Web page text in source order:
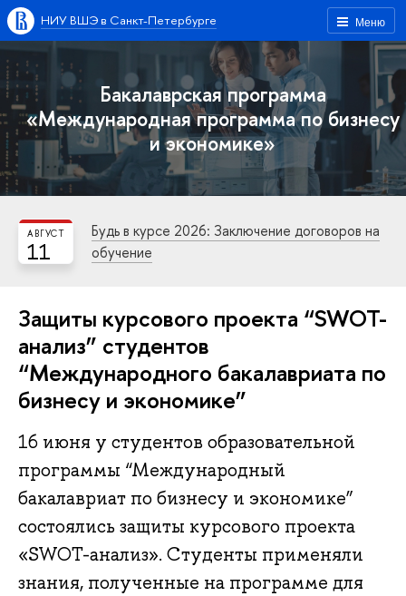
Меню
НИУ ВШЭ в Санкт-Петербурге
Бакалаврская программа
«Международная программа по бизнесу
и экономике»
11
АВГУСТ
Будь в курсе 2026: Заключение договоров на
обучение
Защиты курсового проекта “SWOT-
анализ” студентов
“Международного бакалавриата по
бизнесу и экономике”
16 июня у студентов образовательной
программы “Международный
бакалавриат по бизнесу и экономике”
состоялись защиты курсового проекта
«SWOT-анализ». Студенты применяли
знания, полученные на программе для